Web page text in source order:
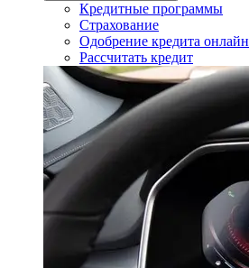
Кредитные программы
Страхование
Одобрение кредита онлайн
Рассчитать кредит